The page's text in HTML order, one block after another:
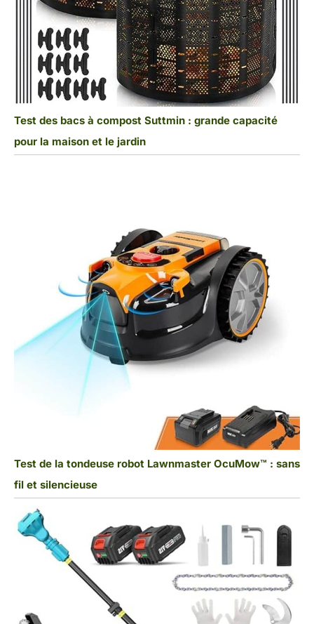
Test des bacs à compost Suttmin : grande capacité
pour la maison et le jardin
Test de la tondeuse robot Lawnmaster OcuMow™ : sans
fil et silencieuse